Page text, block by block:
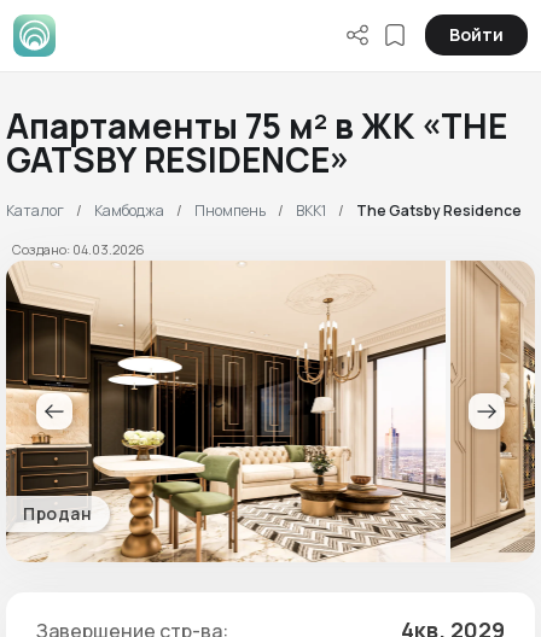
Войти
Апартаменты 75 м² в ЖК «THE
GATSBY RESIDENCE»
Каталог Камбоджа Пномпень BKK1 The Gatsby Residence
Создано: 04.03.2026
Продан
Завершение стр-ва: 4кв. 2029